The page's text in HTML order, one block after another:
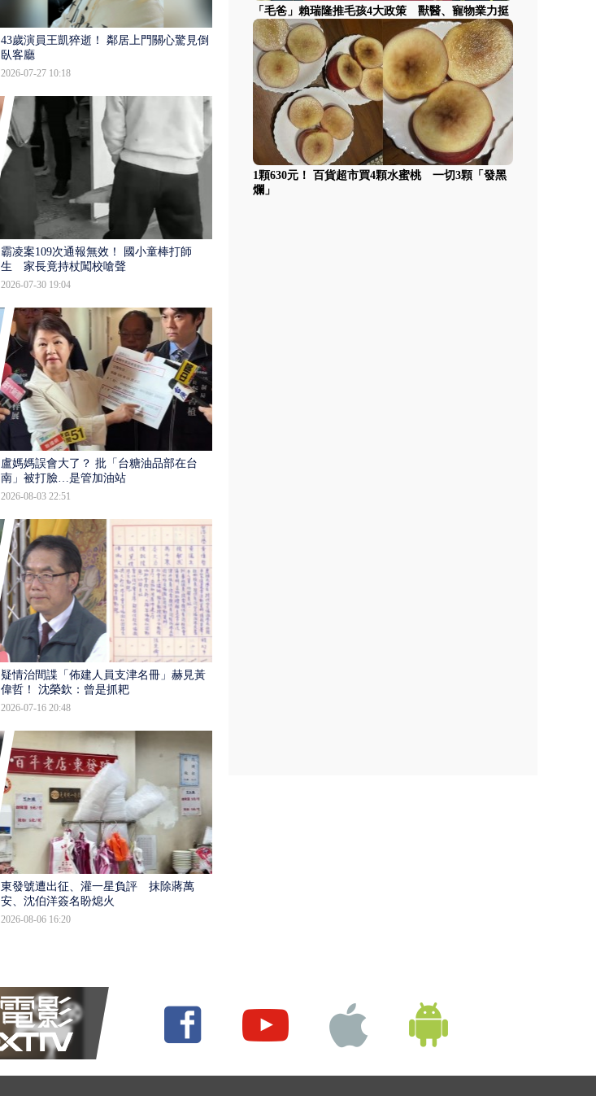
43歲演員王凱猝逝！ 鄰居上門關心驚見倒
臥客廳
2026-07-27 10:18
霸凌案109次通報無效！ 國小童棒打師
生 家長竟持杖闖校嗆聲
2026-07-30 19:04
盧媽媽誤會大了？ 批「台糖油品部在台
南」被打臉…是管加油站
2026-08-03 22:51
疑情治間諜「佈建人員支津名冊」赫見黃
偉哲！ 沈榮欽：曾是抓耙
2026-07-16 20:48
東發號遭出征、灌一星負評 抹除蔣萬
安、沈伯洋簽名盼熄火
2026-08-06 16:20
「毛爸」賴瑞隆推毛孩4大政策 獸醫、寵物業力挺
1顆630元！ 百貨超市買4顆水蜜桃 一切3顆「發黑
爛」